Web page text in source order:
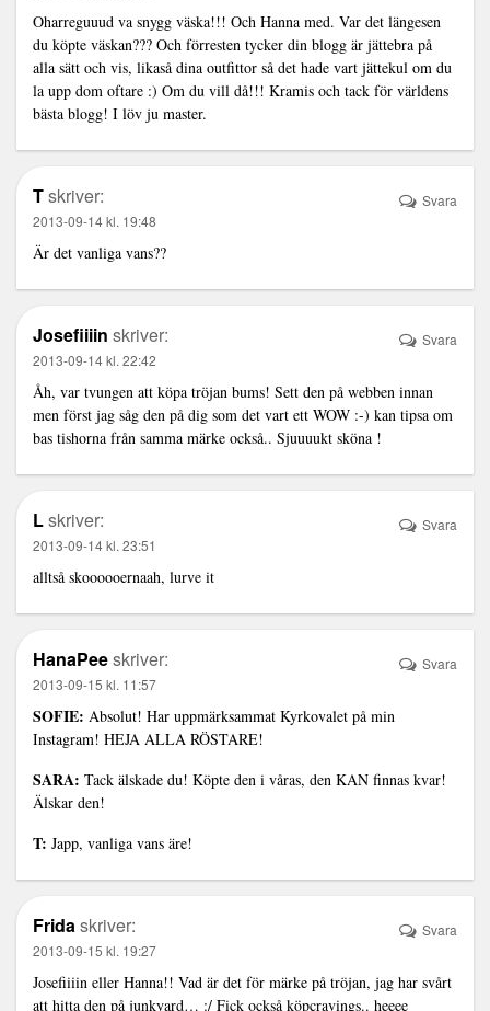
Oharreguuud va snygg väska!!! Och Hanna med. Var det längesen
du köpte väskan??? Och förresten tycker din blogg är jättebra på
alla sätt och vis, likaså dina outfittor så det hade vart jättekul om du
la upp dom oftare :) Om du vill då!!! Kramis och tack för världens
bästa blogg! I löv ju master.
Tskriver:
2013-09-14 kl. 19:48
Är det vanliga vans??
Svara
Josefiiiin skriver:
2013-09-14 kl. 22:42
Åh, var tvungen att köpa tröjan bums! Sett den på webben innan
men först jag såg den på dig som det vart ett WOW :-) kan tipsa om
bas tishorna från samma märke också.. Sjuuuukt sköna !
Svara
Lskriver:
2013-09-14 kl. 23:51
alltså skoooooernaah, lurve it
Svara
HanaPeeskriver:
2013-09-15 kl. 11:57
SOFIE: Absolut! Har uppmärksammat Kyrkovalet på min
Instagram! HEJA ALLA RÖSTARE!
SARA: Tack älskade du! Köpte den i våras, den KAN finnas kvar!
Älskar den!
T: Japp, vanliga vans äre!
Svara
Fridaskriver:
2013-09-15 kl. 19:27
Josefiiiin eller Hanna!! Vad är det för märke på tröjan, jag har svårt
att hitta den på junkyard… :/ Fick också köpcravings.. heeee
Svara